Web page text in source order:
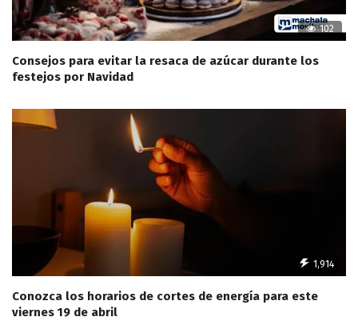
102
Consejos para evitar la resaca de azúcar durante los
festejos por Navidad
1,914
Conozca los horarios de cortes de energía para este
viernes 19 de abril